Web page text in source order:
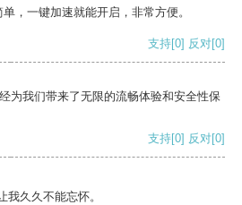
，一键加速就能开启，非常方便。
支持[0] 反对[0]
为我们带来了无限的流畅体验和安全性保
支持[0] 反对[0]
久久不能忘怀。